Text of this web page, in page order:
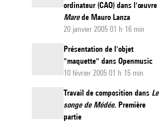
ordinateur (CAO) dans l'œuvre
Marede Mauro Lanza
20 janvier 2005 01 h 16 min
Présentation de l'objet
"maquette" dans Openmusic
10 février 2005 01 h 15 min
Travail de composition dans Le
songe de Médée. Première
partie